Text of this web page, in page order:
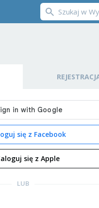
się z Facebook
się z Apple
LUB